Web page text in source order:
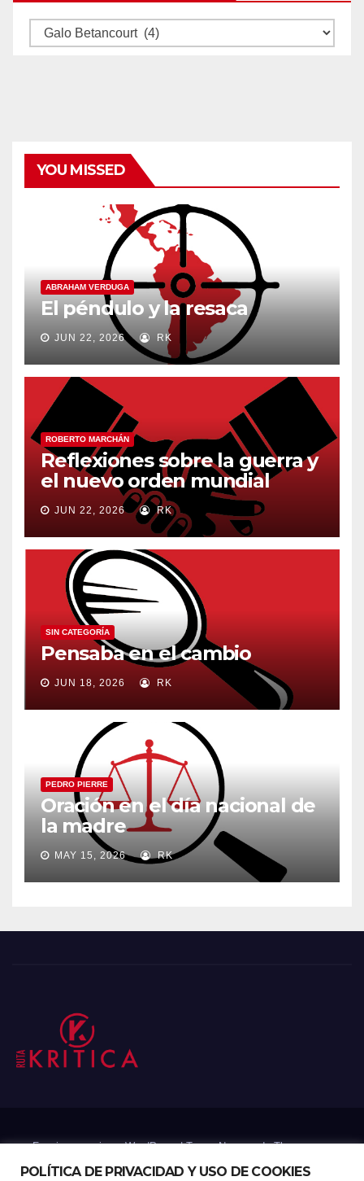
Autores
YOU MISSED
ABRAHAM VERDUGA
El péndulo y la resaca
JUN 22, 2026 RK
ROBERTO MARCHÁN
Reflexiones sobre la guerra y
el nuevo orden mundial
JUN 22, 2026 RK
SIN CATEGORÍA
Pensaba en el cambio
JUN 18, 2026 RK
PEDRO PIERRE
Oración en el día nacional de
la madre
MAY 15, 2026 RK
Funciona gracias a WordPress|Tema: Newsup deThemeansar
POLÍTICA DE PRIVACIDAD Y USO DE COOKIES